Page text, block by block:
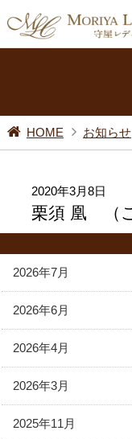
HOME お知らせ
2020年3月8日
栗須 凰 （
2026年7月
2026年6月
2026年4月
2026年3月
2025年11月